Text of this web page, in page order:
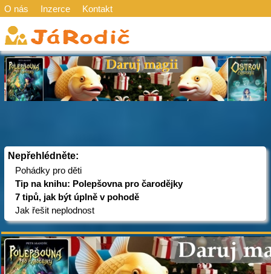
O nás Inzerce Kontakt
Nepřehlédněte:
Pohádky pro děti
Tip na knihu: Polepšovna pro čarodějky
7 tipů, jak být úplně v pohodě
Jak řešit neplodnost